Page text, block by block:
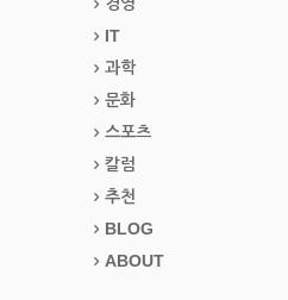
IT
과학
문화
스포츠
칼럼
추천
BLOG
ABOUT